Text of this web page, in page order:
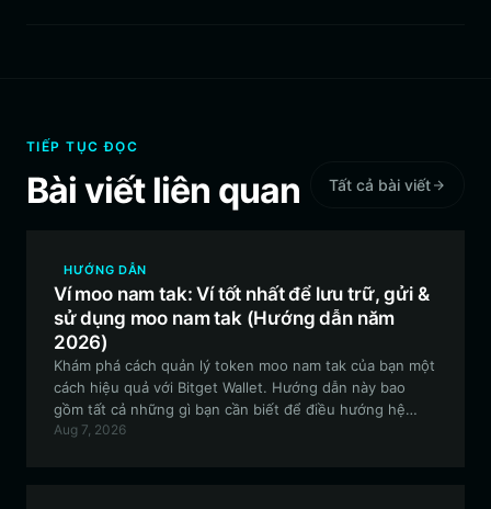
TIẾP TỤC ĐỌC
Bài viết liên quan Tất cả bài viết
HƯỚNG DẪN
Ví moo nam tak: Ví tốt nhất để lưu trữ, gửi &
sử dụng moo nam tak (Hướng dẫn năm
2026)
Khám phá cách quản lý token moo nam tak của bạn một
cách hiệu quả với Bitget Wallet. Hướng dẫn này bao
gồm tất cả những gì bạn cần biết để điều hướng hệ
sinh thái Solana cho đồng meme token hướng tới cộng
Aug 7, 2026